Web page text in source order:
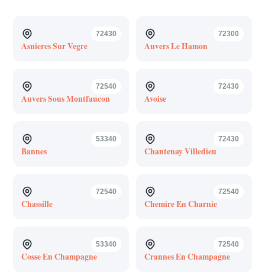
72430
Asnieres Sur Vegre
72300
Auvers Le Hamon
72540
Auvers Sous Montfaucon
72430
Avoise
53340
Bannes
72430
Chantenay Villedieu
72540
Chassille
72540
Chemire En Charnie
53340
Cosse En Champagne
72540
Crannes En Champagne